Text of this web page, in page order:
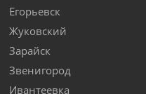
Егорьевск
Жуковский
Зарайск
Звенигород
Ивантеевка